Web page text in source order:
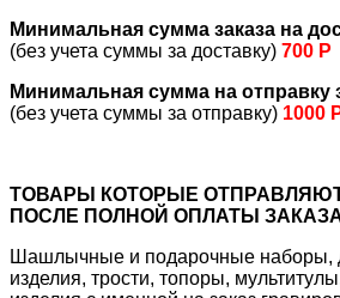
Минимальная сумма заказа на
(без учета суммы за доставку) 700 Р
Минимальная сумма на отправку
(без учета суммы за отправку) 1000
ТОВАРЫ КОТОРЫЕ
ПОСЛЕ ПОЛНОЙ ОПЛАТЫ
Шашлычные и подарочные наборы,
изделия, трости, топоры,